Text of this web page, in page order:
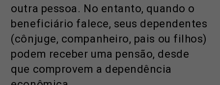
outra pessoa. No entanto, quando o
beneficiário falece, seus dependentes
(cônjuge, companheiro, pais ou filhos)
podem receber uma pensão, desde
que comprovem a dependência